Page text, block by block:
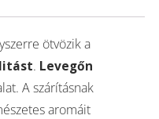
ötvözik a
. Levegőn
A szárításnak
aromáit